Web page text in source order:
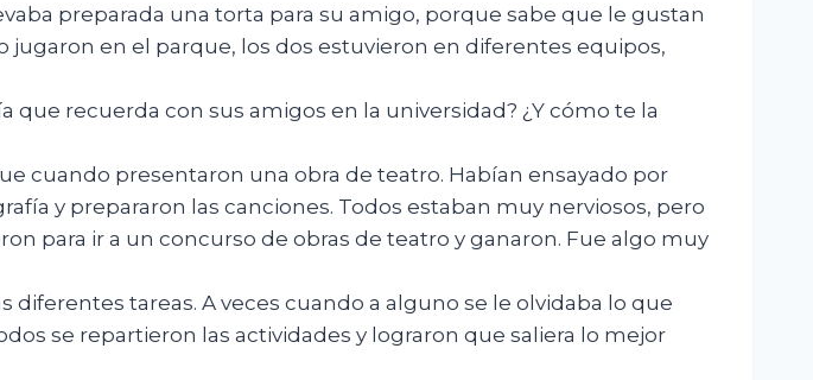
preparada una torta para su amigo, porque sabe que le gustan
jugaron en el parque, los dos estuvieron en diferentes equipos,
recuerda con sus amigos en la universidad? ¿Y cómo te la
cuando presentaron una obra de teatro. Habían ensayado por
y prepararon las canciones. Todos estaban muy nerviosos, pero
para ir a un concurso de obras de teatro y ganaron. Fue algo muy
diferentes tareas. A veces cuando a alguno se le olvidaba lo que
se repartieron las actividades y lograron que saliera lo mejor